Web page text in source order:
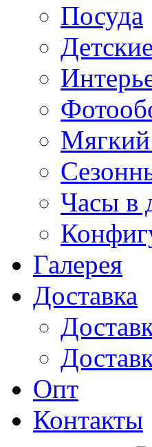
Посуда
Часы в
Галерея
Доставка
Опт
Контакты